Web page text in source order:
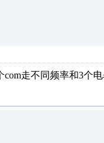
com走不同频率和3个